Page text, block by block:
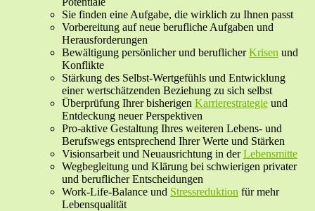
Sie finden eine Aufgabe, die wirklich zu Ihnen passt
Vorbereitung auf neue berufliche Aufgaben und
Herausforderungen
Bewältigung persönlicher und beruflicherKrisen und
Konflikte
Stärkung des Selbst-Wertgefühls und Entwicklung
einer wertschätzenden Beziehung zu sich selbst
Überprüfung Ihrer bisherigen Karrierestrategie und
Entdeckung neuer Perspektiven
Pro-aktive Gestaltung Ihres weiteren Lebens- und
Berufswegs entsprechend Ihrer Werte und Stärken
Visionsarbeit und Neuausrichtung in derLebensmitte
Wegbegleitung und Klärung bei schwierigen privater
und beruflicher Entscheidungen
Work-Life-Balance und Stressreduktion für mehr
Lebensqualität